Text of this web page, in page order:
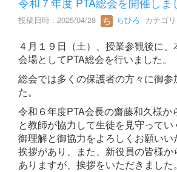
投稿日時 : 2025/04/28 ちひろ カテゴ
４月１９日（土）、授業参観後に
会場としてPTA総会を行いました。
総会では多くの保護者の方々に御参
た。
令和６年度PTA会長の齋藤和久様か
と教師が協力して生徒を見守って
御理解と御協力をよろしくお願い
挨拶があり、また、新役員の皆様
ありますが、挨拶をいただきました。